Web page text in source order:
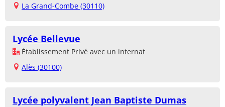
La Grand-Combe (30110)
Lycée Bellevue
Établissement Privé avec un internat
Alès (30100)
Lycée polyvalent Jean Baptiste Dumas